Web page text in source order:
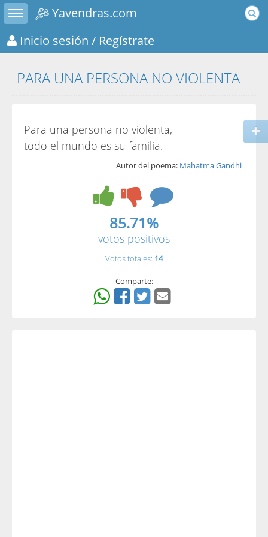
Toggle sidebar
Yavendras.com
Inicio sesión / Regístrate
PARA UNA PERSONA NO VIOLENTA
Para una persona no violenta,
todo el mundo es su familia.
Autor del poema: Mahatma Gandhi
85.71%
votos positivos
Votos totales: 14
Comparte: